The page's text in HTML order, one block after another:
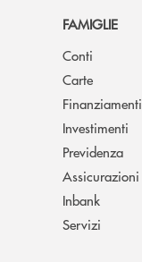
FAMIGLIE
Conti
Carte
Finanziamenti
Investimenti
Previdenza
Assicurazioni
Inbank
Servizi